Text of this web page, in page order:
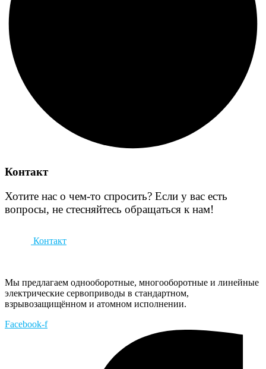
Контакт
Хотите нас о чем-то спросить? Если у вас есть
вопросы, не стесняйтесь обращаться к нам!
Контакт
Мы предлагаем однооборотные, многооборотные и линейные
электрические сервоприводы в стандартном,
взрывозащищённом и атомном исполнении.
Facebook-f